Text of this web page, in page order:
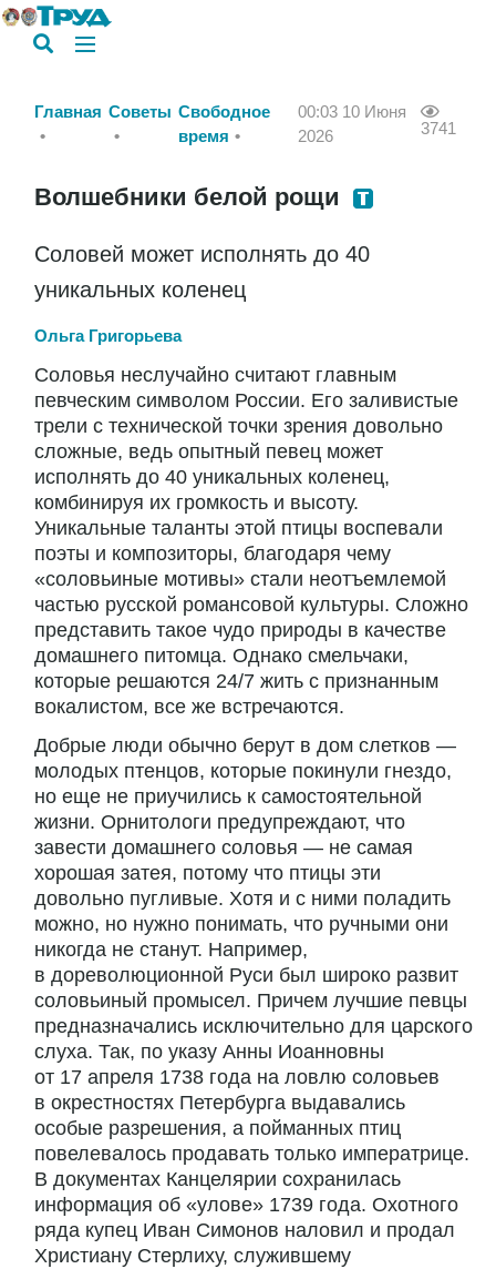
Главная Советы Свободное
время
00:03 10 Июня
2026
3741
Волшебники белой рощи
Соловей может исполнять до 40
уникальных коленец
Ольга Григорьева
Соловья неслучайно считают главным
певческим символом России. Его заливистые
трели с технической точки зрения довольно
сложные, ведь опытный певец может
исполнять до 40 уникальных коленец,
комбинируя их громкость и высоту.
Уникальные таланты этой птицы воспевали
поэты и композиторы, благодаря чему
«соловьиные мотивы» стали неотъемлемой
частью русской романсовой культуры. Сложно
представить такое чудо природы в качестве
домашнего питомца. Однако смельчаки,
которые решаются 24/7 жить с признанным
вокалистом, все же встречаются.
Добрые люди обычно берут в дом слетков —
молодых птенцов, которые покинули гнездо,
но еще не приучились к самостоятельной
жизни. Орнитологи предупреждают, что
завести домашнего соловья — не самая
хорошая затея, потому что птицы эти
довольно пугливые. Хотя и с ними поладить
можно, но нужно понимать, что ручными они
никогда не станут. Например,
в дореволюционной Руси был широко развит
соловьиный промысел. Причем лучшие певцы
предназначались исключительно для царского
слуха. Так, по указу Анны Иоанновны
от 17 апреля 1738 года на ловлю соловьев
в окрестностях Петербурга выдавались
особые разрешения, а пойманных птиц
повелевалось продавать только императрице.
В документах Канцелярии сохранилась
информация об «улове» 1739 года. Охотного
ряда купец Иван Симонов наловил и продал
Христиану Стерлиху, служившему